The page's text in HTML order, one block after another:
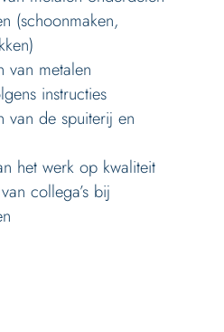
(schoonmaken,
van metalen
instructies
van de spuiterij en
het werk op kwaliteit
collega’s bij